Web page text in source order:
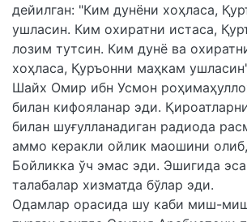
дейилган: "Ким дунёни хоҳласа,
ушласин. Ким охиратни истаса,
лозим тутсин. Ким дунё ва
хоҳласа, Қуръонни маҳкам
Шайх Омир ибн Усмон
билан кифояланар эди.
билан шуғулланадиган радиода
аммо керакли ойлик маошини
Бойликка ўч эмас эди. Эшигида
талабалар хизматда бўлар эди.
Одамлар орасида шу каби миш-